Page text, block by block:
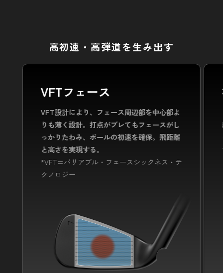
高初速・高弾道を生み出す
VFTフェース
VFT設計により、フェース周辺部を中心部よ
りも薄く設計。 打点がブレてもフェースがし
っかりたわみ、ボールの初速を確保。 飛距離
と高さを実現する。
*VFT=バリアブル・フェースシックネス・テ
クノロジー